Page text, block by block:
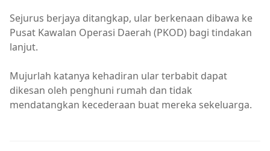
Sejurus berjaya ditangkap, ular berkenaan dibawa ke
Pusat Kawalan Operasi Daerah (PKOD) bagi tindakan
lanjut.
Mujurlah katanya kehadiran ular terbabit dapat
dikesan oleh penghuni rumah dan tidak
mendatangkan kecederaan buat mereka sekeluarga.